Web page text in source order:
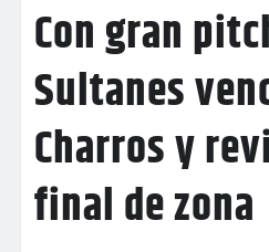
Con gran
Sultanes
Charros y
final de zona